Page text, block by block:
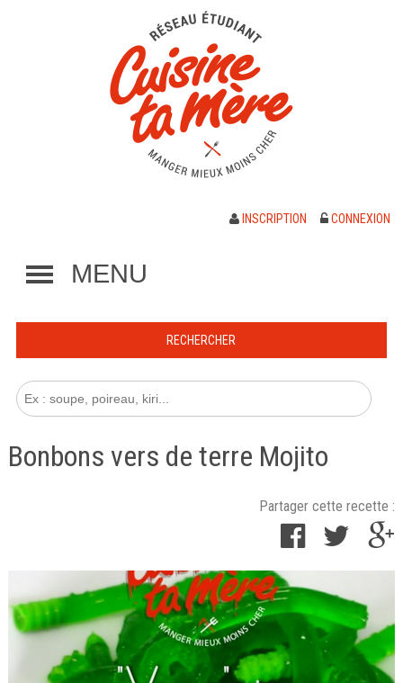
INSCRIPTION CONNEXION
MENU
Bonbons vers de terre Mojito
Partager cette recette :